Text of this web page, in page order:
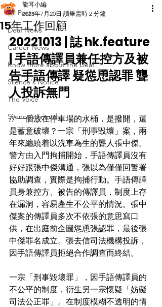
All Posts
Deaf News
Career News
Know more about the Deaf
Silence's Notice
The Voice
Silence’s Friends
15年工作回顧
龍耳小編
2023年7月20日 讀畢需時 2 分鐘
20221013 | 誌 hk.feature
| 手語傳譯員兼任控方及被
告手語傳譯 疑慫恿認罪 聾
人投訴無門
// 一個放在停車場的水桶，是撥開，還
是蓄意破壞？一宗「刑事毀壞」案，兩
年來纏繞着以洗車為生的聾人張中傑。
警方由入門拘捕開始，手語傳譯員沒有
好好跟張中傑溝通，張以為僅僅回警署
協助調查，實際是拘捕行動。手語傳譯
員身兼控方、被告的傳譯員，制度上存
在漏洞，容易產生不公平的情況。張中
傑案的傳譯員多次不依張的意思寫口
供，在出庭前企圖慫恿張認罪，最後張
中傑罪名成立。張去信司法機構投訴，
因手語傳譯員拒絕合作調查而終結。
一宗「刑事毀壞罪」，因手語傳譯員的
不公平的制度，衍生另一宗懷疑「妨礙
司法公正罪」。在制度模糊不透明的情